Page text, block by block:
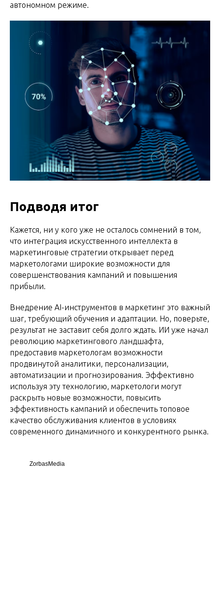
автономном режиме.
Подводя итог
Кажется, ни у кого уже не осталось сомнений в том,
что интеграция искусственного интеллекта в
маркетинговые стратегии открывает перед
маркетологами широкие возможности для
совершенствования кампаний и повышения
прибыли.
Внедрение AI-инструментов в маркетинг это важный
шаг, требующий обучения и адаптации. Но, поверьте,
результат не заставит себя долго ждать. ИИ уже начал
революцию маркетингового ландшафта,
предоставив маркетологам возможности
продвинутой аналитики, персонализации,
автоматизации и прогнозирования. Эффективно
используя эту технологию, маркетологи могут
раскрыть новые возможности, повысить
эффективность кампаний и обеспечить топовое
качество обслуживания клиентов в условиях
современного динамичного и конкурентного рынка.
ZorbasMedia